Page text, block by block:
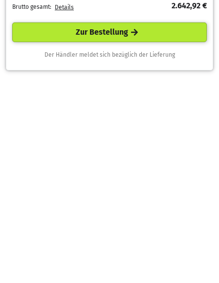
Brutto gesamt: Details 2.642,92 €
Zur Bestellung
Der Händler meldet sich bezüglich der Lieferung